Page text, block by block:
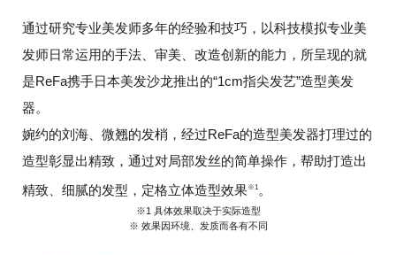
通过研究专业美发师多年的经验和技巧，以科技模拟专业美
发师日常运用的手法、审美、 改造创新的能力，所呈现的就
是ReFa携手日本美发沙龙推出的“1cm指尖发艺”造型美发
器。
婉约的刘海、微翘的发梢，经过ReFa的造型美发器打理过的
造型彰显出精致， 通过对局部发丝的简单操作，帮助打造出
精致、细腻的发型，定格立体造型效果※1 。
※1 具体效果取决于实际造型
※ 效果因环境、发质而各有不同